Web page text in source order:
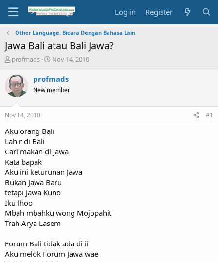
Log in Register
Other Language. Bicara Dengan Bahasa Lain
Jawa Bali atau Bali Jawa?
T
r
e
a
t
a
r
t
e
r
profmads
S
a
t
e
Nov 14, 2010
profmads
New member
Nov 14, 2010 #1
Aku orang Bali
Lahir di Bali
Cari makan di Jawa
Kata bapak
Aku ini keturunan Jawa
Bukan Jawa Baru
tetapi Jawa Kuno
Iku lhoo
Mbah mbahku wong Mojopahit
Trah Arya Lasem
Forum Bali tidak ada di ii
Aku melok Forum Jawa wae